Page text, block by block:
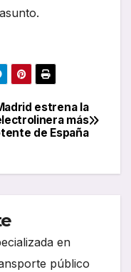
estrena la
más
de España
en
público